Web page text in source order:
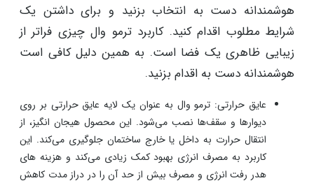
هوشمندانه دست به انتخاب بزنید و برای داشتن یک
شرایط مطلوب اقدام کنید. کاربرد ترمو وال چیزی فراتر از
زیبایی ظاهری یک فضا است. به همین دلیل کافی است
هوشمندانه دست به اقدام بزنید.
عایق حرارتی: ترمو وال به عنوان یک لایه عایق حرارتی بر روی
دیوارها و سقف‌ها نصب می‌شود. این محصول هیجان انگیز، از
انتقال حرارت به داخل یا خارج ساختمان جلوگیری می‌کند. این
کاربرد به مصرف انرژی بهبود کمک زیادی می‌کند و هزینه های
هدر رفت انرژی و مصرف بیش از حد آن را در دراز مدت کاهش